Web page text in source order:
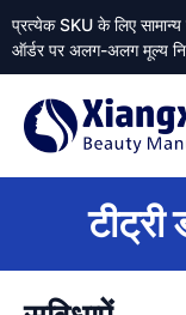
प्रत्येक SKU के लिए
ऑर्डर पर अलग-अलग मूल्य
टीट्री